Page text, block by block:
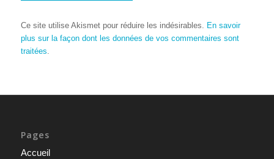
Ce site utilise Akismet pour réduire les indésirables. En savoir
plus sur la façon dont les données de vos commentaires sont
traitées.
Pages
Accueil